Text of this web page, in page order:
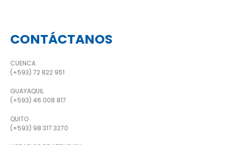
CONTÁCTANOS
CUENCA
(+593) 72 822 951
GUAYAQUIL
(+593) 46 008 817
QUITO
(+593) 98 317 3270